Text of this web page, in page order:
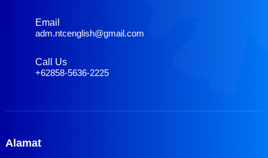
Email
adm.ntcenglish@gmail.com
Call Us
+62858-5636-2225
Alamat